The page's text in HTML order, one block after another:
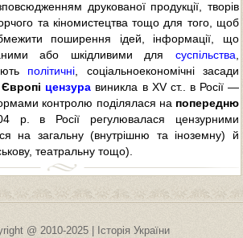
друкованої продукції, творів
та кіномистецтва тощо для того, щоб
поширення ідей, інформації, що
або шкідливими для суспільства
політичні , соціальноекономічні засади
цензура виникла в XV ст.. в Росії —
контролю поділялася на попередню
р. в Росії регулювалася цензурними
на загальну (внутрішню та іноземну) й
театральну тощо).
@ 2010-2025 | Історія України